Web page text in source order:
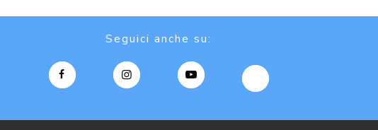
Seguici anche su: